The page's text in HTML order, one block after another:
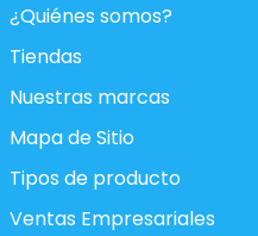
¿Quiénes somos?
Tiendas
Nuestras marcas
Mapa de Sitio
Tipos de producto
Ventas Empresariales